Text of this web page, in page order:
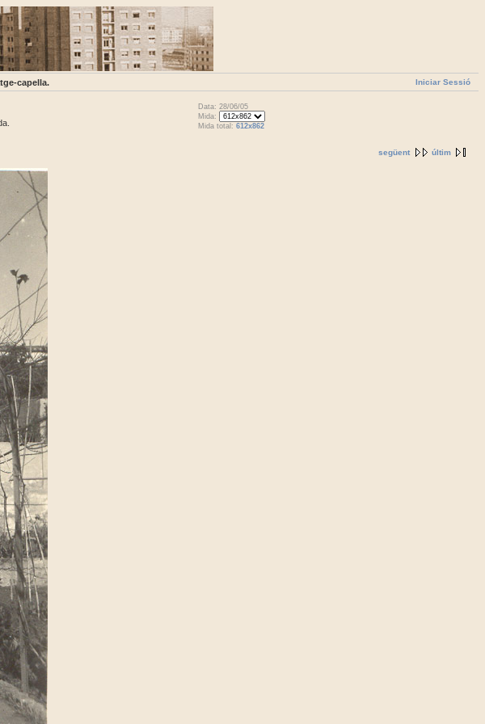
Iniciar Sessió
capella.
Data: 28/06/05
Mida:
Mida total: 612x862
següent últim